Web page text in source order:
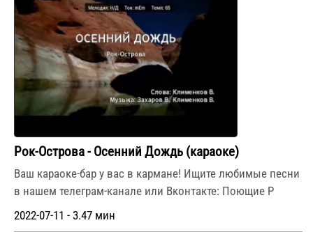
Рок-Острова - Осенний Дождь (караоке)
Ваш караоке-бар у вас в кармане! Ищите любимые песни
в нашем телеграм-канале или Вконтакте: Поющие Р
2022-07-11 - 3.47 мин